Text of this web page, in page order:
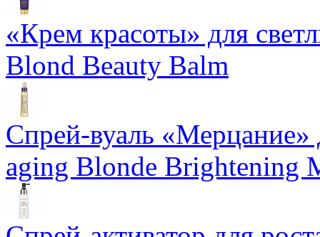
«Крем красоты» для
Blond Beauty Balm
Спрей-вуаль «Мерцание»
aging Blonde Brightening